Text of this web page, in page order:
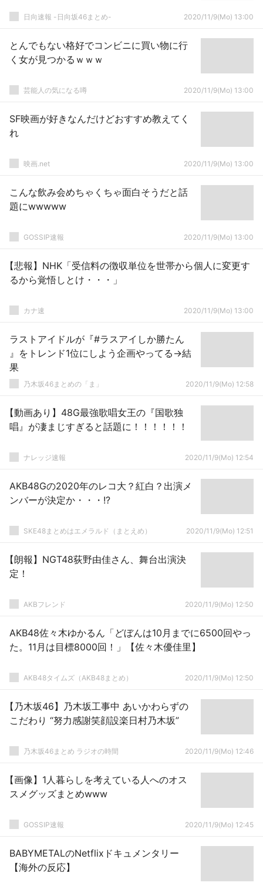
日向速報 -日向坂46まとめ- 2020/11/9(Mo) 13:00
とんでもない格好でコンビニに買い物に行
く女が見つかるｗｗｗ
芸能人の気になる噂 2020/11/9(Mo) 13:00
SF映画が好きなんだけどおすすめ教えてく
れ
映画.net 2020/11/9(Mo) 13:00
こんな飲み会めちゃくちゃ面白そうだと話
題にwwwww
GOSSIP速報 2020/11/9(Mo) 13:00
【悲報】NHK「受信料の徴収単位を世帯から個人に変更す
るから覚悟しとけ・・・」
カナ速 2020/11/9(Mo) 13:00
ラストアイドルが『#ラスアイしか勝たん
』をトレンド1位にしよう企画やってる→結
果
乃木坂46まとめの「ま」 2020/11/9(Mo) 12:58
【動画あり】48G最強歌唱女王の『国歌独
唱』が凄まじすぎると話題に！！！！！！
ナレッジ速報 2020/11/9(Mo) 12:54
AKB48Gの2020年のレコ大？紅白？出演メ
ンバーが決定か・・・!?
SKE48まとめはエメラルド（まとえめ） 2020/11/9(Mo) 12:51
【朗報】NGT48荻野由佳さん、舞台出演決
定！
AKBフレンド 2020/11/9(Mo) 12:50
AKB48佐々木ゆかるん「どぼんは10月までに6500回やっ
た。11月は目標8000回！」【佐々木優佳里】
AKB48タイムズ（AKB48まとめ） 2020/11/9(Mo) 12:50
【乃木坂46】乃木坂工事中 あいかわらずの
こだわり “努力感謝笑顔設楽日村乃木坂”
乃木坂46まとめ ラジオの時間 2020/11/9(Mo) 12:46
【画像】1人暮らしを考えている人へのオス
スメグッズまとめwww
GOSSIP速報 2020/11/9(Mo) 12:45
BABYMETALのNetflixドキュメンタリー
【海外の反応】